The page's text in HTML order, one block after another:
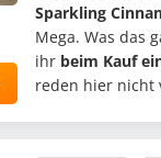
Sparkling
Mega. Was das
ihr beim Kauf
reden hier nicht